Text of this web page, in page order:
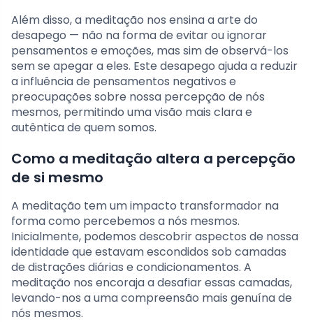
Além disso, a meditação nos ensina a arte do
desapego — não na forma de evitar ou ignorar
pensamentos e emoções, mas sim de observá-los
sem se apegar a eles. Este desapego ajuda a reduzir
a influência de pensamentos negativos e
preocupações sobre nossa percepção de nós
mesmos, permitindo uma visão mais clara e
autêntica de quem somos.
Como a meditação altera a percepção
de si mesmo
A meditação tem um impacto transformador na
forma como percebemos a nós mesmos.
Inicialmente, podemos descobrir aspectos de nossa
identidade que estavam escondidos sob camadas
de distrações diárias e condicionamentos. A
meditação nos encoraja a desafiar essas camadas,
levando-nos a uma compreensão mais genuína de
nós mesmos.